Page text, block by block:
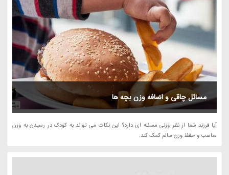
مسائل چاقی و اضافه وزن بچه ها
آیا فرزند شما از نظر وزنی مسئله ای دارد؟ این نکات می تواند به کودک در رسیدن به وزن
مناسب و حفظ وزن سالم کمک کند.